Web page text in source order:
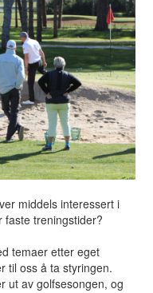
middels interessert i
faste treningstider?
temaer etter eget
til oss å ta styringen.
ut av golfsesongen, og